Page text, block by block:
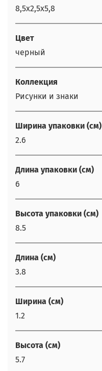
8,5х2,5х5,8
Цвет
черный
Коллекция
Рисунки и знаки
Ширина упаковки (см)
2.6
Длина упаковки (см)
6
Высота упаковки (см)
8.5
Длина (см)
3.8
Ширина (см)
1.2
Высота (см)
5.7